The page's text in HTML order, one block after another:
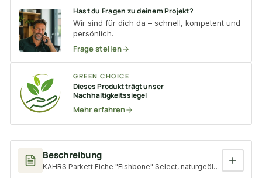
Beschreibung
KAHRS Parkett Eiche "Fishbone" Select, naturgeölt,
Hast du Fragen zu deinem Projekt?
Wir sind für dich da – schnell, kompetent und
persönlich.
Frage stellen
GREEN CHOICE
Dieses Produkt trägt unser
Nachhaltigkeitssiegel
Mehr erfahren